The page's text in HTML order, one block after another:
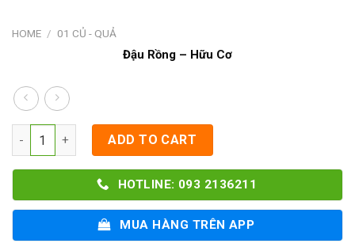
HOME / 01 CỦ - QUẢ
Đậu Rồng – Hữu Cơ
Đậu Rồng - Hữu Cơ quantity
ADD TO CART
HOTLINE: 093 2136211
MUA HÀNG TRÊN APP